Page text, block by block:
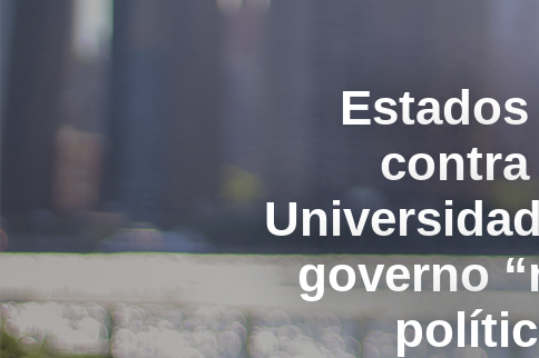
governo